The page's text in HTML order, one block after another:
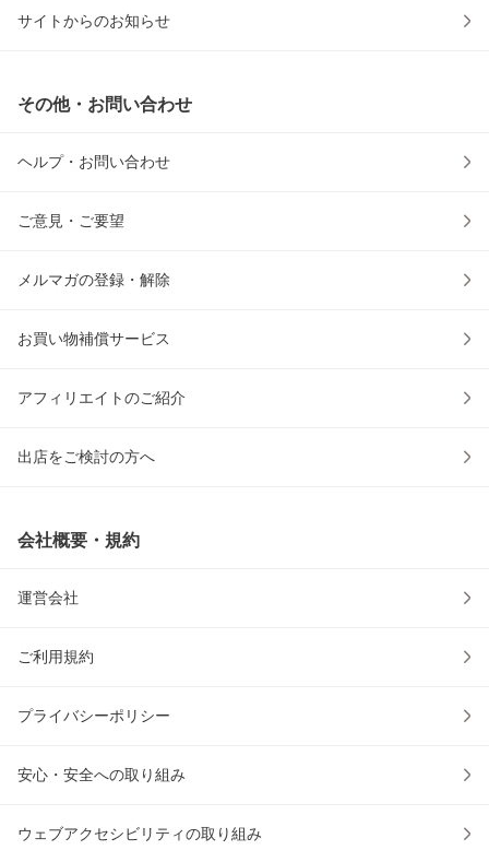
サイトからのお知らせ
その他・お問い合わせ
ヘルプ・お問い合わせ
ご意見・ご要望
メルマガの登録・解除
お買い物補償サービス
アフィリエイトのご紹介
出店をご検討の方へ
会社概要・規約
運営会社
ご利用規約
プライバシーポリシー
安心・安全への取り組み
ウェブアクセシビリティの取り組み